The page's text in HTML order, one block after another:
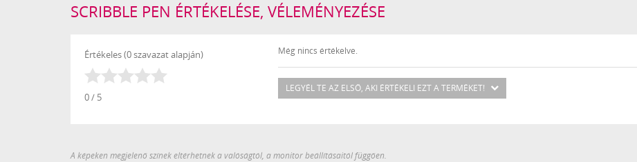
SCRIBBLE PEN ÉRTÉKELÉSE, VÉLEMÉNYEZÉSE
Értékeles (0 szavazat alapján)
0 / 5
Még nincs értékelve.
LEGYÉL TE AZ ELSŐ, AKI ÉRTÉKELI EZT A TERMÉKET!
A képeken megjelenő színek eltérhetnek a valóságtól, a monitor beállításaitól függően.